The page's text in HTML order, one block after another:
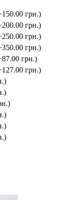
грн.)
грн.)
грн.)
грн.)
грн.)
грн.)